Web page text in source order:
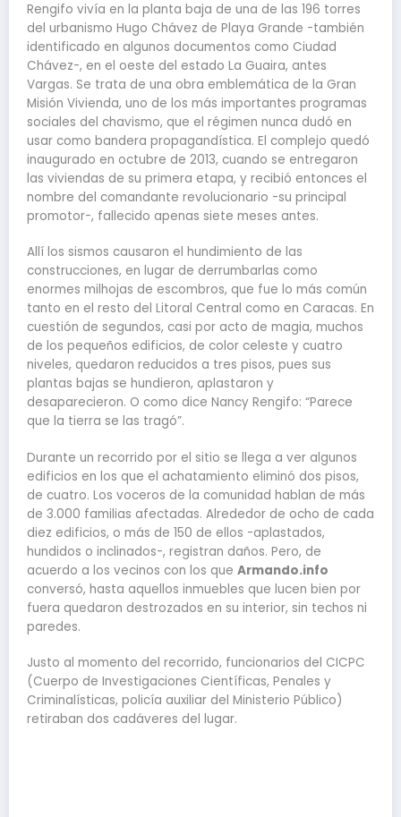
Rengifo vivía en la planta baja de una de las 196 torres
del urbanismo Hugo Chávez de Playa Grande -también
identificado en algunos documentos como Ciudad
Chávez-, en el oeste del estado La Guaira, antes
Vargas. Se trata de una obra emblemática de la Gran
Misión Vivienda, uno de los más importantes programas
sociales del chavismo, que el régimen nunca dudó en
usar como bandera propagandística. El complejo quedó
inaugurado en octubre de 2013, cuando se entregaron
las viviendas de su primera etapa, y recibió entonces el
nombre del comandante revolucionario -su principal
promotor-, fallecido apenas siete meses antes.
Allí los sismos causaron el hundimiento de las
construcciones, en lugar de derrumbarlas como
enormes milhojas de escombros, que fue lo más común
tanto en el resto del Litoral Central como en Caracas. En
cuestión de segundos, casi por acto de magia, muchos
de los pequeños edificios, de color celeste y cuatro
niveles, quedaron reducidos a tres pisos, pues sus
plantas bajas se hundieron, aplastaron y
desaparecieron. O como dice Nancy Rengifo: “Parece
que la tierra se las tragó”.
Durante un recorrido por el sitio se llega a ver algunos
edificios en los que el achatamiento eliminó dos pisos,
de cuatro. Los voceros de la comunidad hablan de más
de 3.000 familias afectadas. Alrededor de ocho de cada
diez edificios, o más de 150 de ellos -aplastados,
hundidos o inclinados-, registran daños. Pero, de
acuerdo a los vecinos con los que Armando.info
conversó, hasta aquellos inmuebles que lucen bien por
fuera quedaron destrozados en su interior, sin techos ni
paredes.
Justo al momento del recorrido, funcionarios del CICPC
(Cuerpo de Investigaciones Científicas, Penales y
Criminalísticas, policía auxiliar del Ministerio Público)
retiraban dos cadáveres del lugar.